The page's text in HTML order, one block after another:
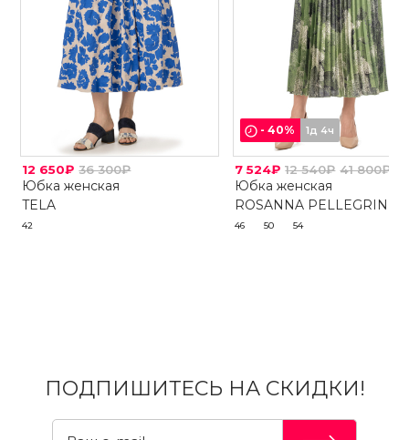
12 650₽ 36 300₽
Юбка женская
TELA
42
-40% 1д 4ч
7 524₽ 12 540₽ 41 800₽
Юбка женская
ROSANNA PELLEGRINI
46 50 54
ПОДПИШИТЕСЬ НА СКИДКИ!